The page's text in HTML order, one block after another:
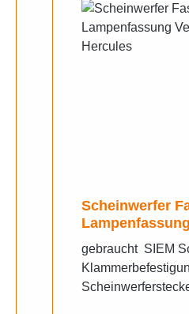
Scheinwerfer
Hercules
gebraucht SIEM